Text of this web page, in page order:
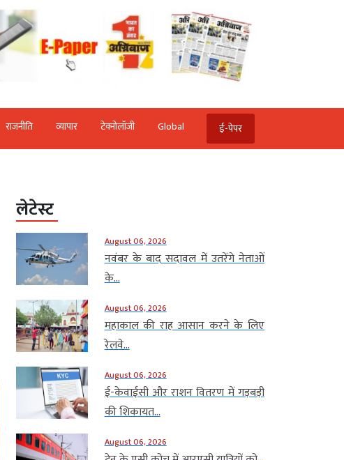
राजनीति व्‍यापार टेक्‍नोलॉजी Global ई-पेपर
लेटेस्ट
August 06, 2026
नवंबर के बाद सदावल में उतरेंगे नेताओं
के...
August 06, 2026
महाकाल की राह आसान करने के लिए
रेलवे...
August 06, 2026
ई-केवाईसी और राशन वितरण में गड़बड़ी
की शिकायत...
August 06, 2026